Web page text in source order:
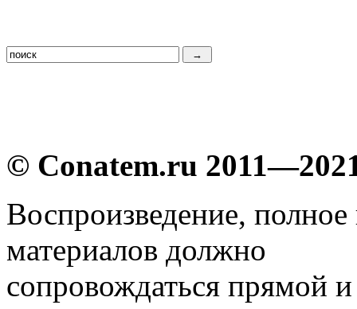
© Conatem.ru
Воспроизведение,
материалов должно
сопровождаться прямой